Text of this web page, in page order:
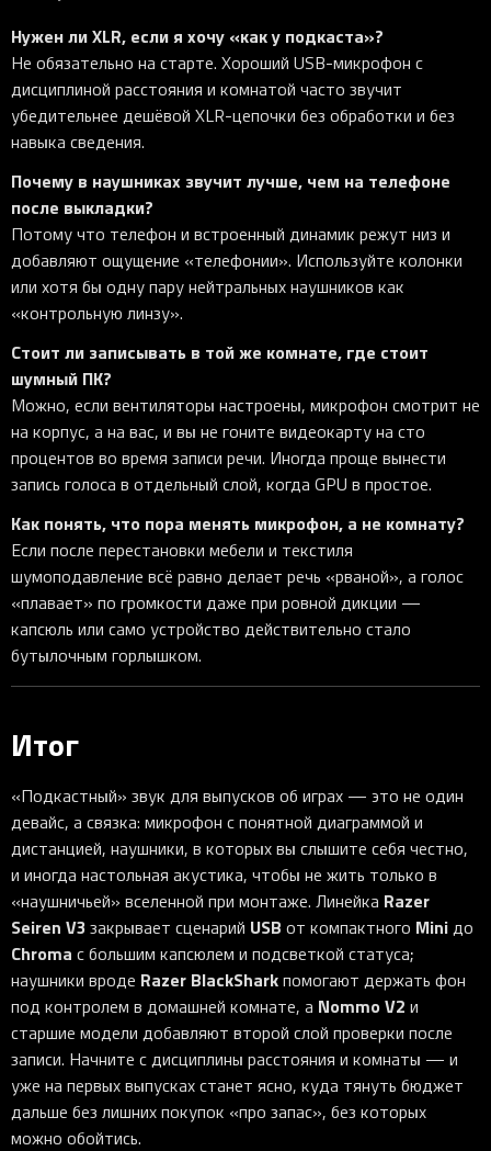
Нужен ли XLR, если я хочу «как у подкаста»?
Не обязательно на старте. Хороший USB-микрофон с
дисциплиной расстояния и комнатой часто звучит
убедительнее дешёвой XLR-цепочки без обработки и без
навыка сведения.
Почему в наушниках звучит лучше, чем на телефоне
после выкладки?
Потому что телефон и встроенный динамик режут низ и
добавляют ощущение «телефонии». Используйте колонки
или хотя бы одну пару нейтральных наушников как
«контрольную линзу».
Стоит ли записывать в той же комнате, где стоит
шумный ПК?
Можно, если вентиляторы настроены, микрофон смотрит не
на корпус, а на вас, и вы не гоните видеокарту на сто
процентов во время записи речи. Иногда проще вынести
запись голоса в отдельный слой, когда GPU в простое.
Как понять, что пора менять микрофон, а не комнату?
Если после перестановки мебели и текстиля
шумоподавление всё равно делает речь «рваной», а голос
«плавает» по громкости даже при ровной дикции —
капсюль или само устройство действительно стало
бутылочным горлышком.
Итог
«Подкастный» звук для выпусков об играх — это не один
девайс, а связка: микрофон с понятной диаграммой и
дистанцией, наушники, в которых вы слышите себя честно,
и иногда настольная акустика, чтобы не жить только в
«наушничьей» вселенной при монтаже. Линейка Razer
Seiren V3закрывает сценарий USB от компактного Miniдо
Chroma с большим капсюлем и подсветкой статуса;
наушники вроде Razer BlackSharkпомогают держать фон
под контролем в домашней комнате, а Nommo V2 и
старшие модели добавляют второй слой проверки после
записи. Начните с дисциплины расстояния и комнаты — и
уже на первых выпусках станет ясно, куда тянуть бюджет
дальше без лишних покупок «про запас», без которых
можно обойтись.